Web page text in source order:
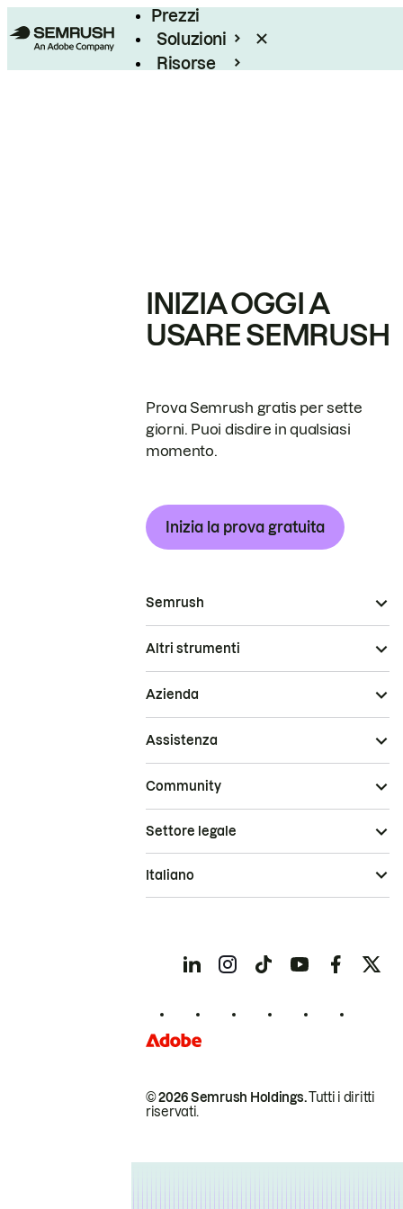
Prezzi
Soluzioni
Risorse
INIZIA OGGI A
USARE SEMRUSH
Prova Semrush gratis per sette
giorni. Puoi disdire in qualsiasi
momento.
Inizia la prova gratuita
Semrush
Altri strumenti
Azienda
Assistenza
Community
© 2026 Semrush Holdings.Tutti i diritti
riservati.
Settore legale
Italiano